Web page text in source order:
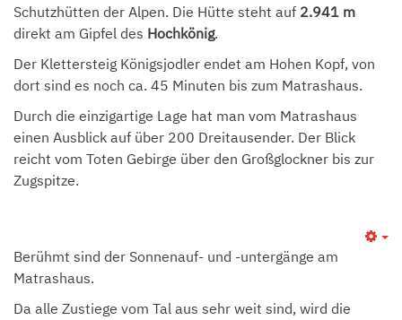
Schutzhütten der Alpen. Die Hütte steht auf 2.941 m
direkt am Gipfel des Hochkönig.
Der Klettersteig Königsjodler endet am Hohen Kopf, von
dort sind es noch ca. 45 Minuten bis zum Matrashaus.
Durch die einzigartige Lage hat man vom Matrashaus
einen Ausblick auf über 200 Dreitausender. Der Blick
reicht vom Toten Gebirge über den Großglockner bis zur
Zugspitze.
Berühmt sind der Sonnenauf- und -untergänge am
Matrashaus.
Da alle Zustiege vom Tal aus sehr weit sind, wird die